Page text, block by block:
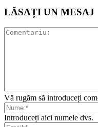
LĂSAȚI UN MESAJ
Vă rugăm să introduceți
Introduceți aici numele dvs.